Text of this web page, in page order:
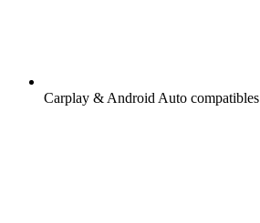
Carplay & Android Auto compatibles